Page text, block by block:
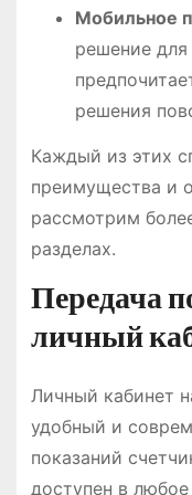
Мобильное
решение для
решения
Каждый из этих
преимущества и
рассмотрим
разделах.
Передача
личный
Личный кабинет
удобный и
показаний
доступен в